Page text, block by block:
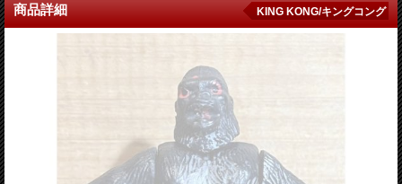
商品詳細 KING KONG/キングコング